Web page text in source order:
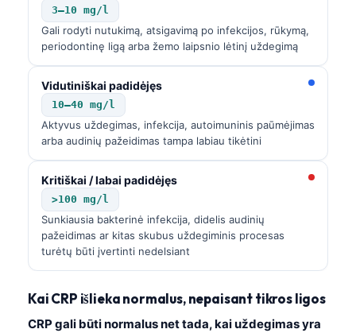
3–10 mg/l
Gali rodyti nutukimą, atsigavimą po infekcijos, rūkymą,
periodontinę ligą arba žemo laipsnio lėtinį uždegimą
Vidutiniškai padidėjęs
10–40 mg/l
Aktyvus uždegimas, infekcija, autoimuninis paūmėjimas
arba audinių pažeidimas tampa labiau tikėtini
Kritiškai / labai padidėjęs
>100 mg/l
Sunkiausia bakterinė infekcija, didelis audinių
pažeidimas ar kitas skubus uždegiminis procesas
turėtų būti įvertinti nedelsiant
Kai CRP išlieka normalus, nepaisant tikros ligos
CRP gali būti normalus net tada, kai uždegimas yra